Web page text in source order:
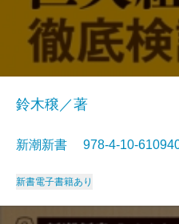
鈴木穣／著
新潮新書 978-4-10-
新書電子書籍あり